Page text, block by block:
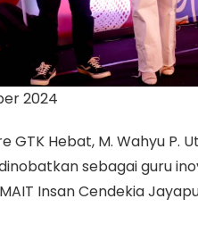
2024
GTK Hebat, M. Wahyu P.
sebagai guru
Insan Cendekia